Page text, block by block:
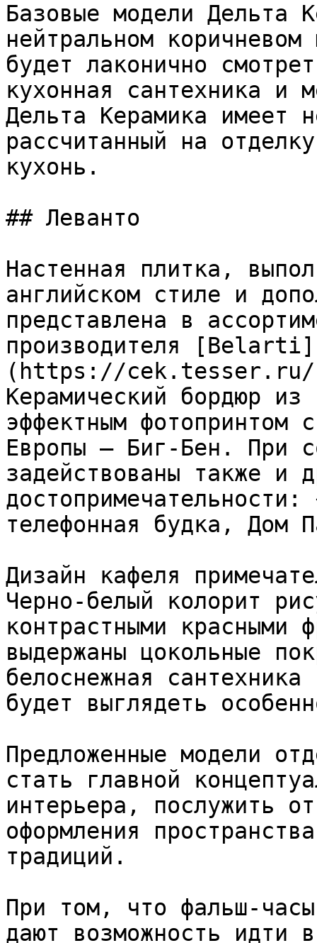
Базовые модели Дельта
нейтральном
будет лаконично
кухонная сантехника и
Дельта Керамика имеет
рассчитанный на
кухонь.
## Леванто
Настенная плитка,
английском стиле и
представлена в
производителя [Belarti]
(https://
Керамический бордюр из
эффектным фотопринтом
Европы – Биг-Бен. При
задействованы также и
телефонная будка, Дом
Дизайн кафеля
Черно-белый колорит
контрастными красными
выдержаны цокольные
белоснежная
будет выглядеть
Предложенные модели
стать главной
интерьера, послужить
оформления
традиций.
При том, что фальш-
дают возможность идти